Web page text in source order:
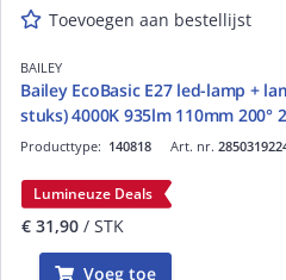
Toevoegen aan bestellijst
BAILEY
Bailey EcoBasic E27 led-lamp +
stuks) 4000K 935lm 110mm 200°
Art. nr.
Producttype: 140818
Lumineuze Deals
€ 31,90 / STK
Voeg toe